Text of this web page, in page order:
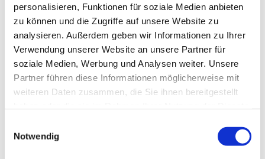
personalisieren, Funktionen für soziale Medien anbieten
zu können und die Zugriffe auf unsere Website zu
analysieren. Außerdem geben wir Informationen zu Ihrer
Verwendung unserer Website an unsere Partner für
soziale Medien, Werbung und Analysen weiter. Unsere
Partner führen diese Informationen möglicherweise mit
weiteren Daten zusammen, die Sie ihnen bereitgestellt
Notwendig